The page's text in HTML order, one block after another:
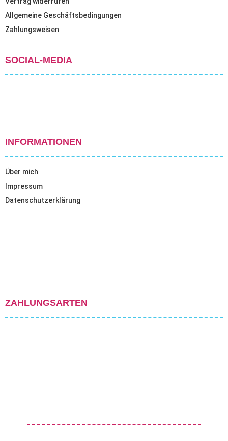
Allgemeine Geschäftsbedingungen
Zahlungsweisen
SOCIAL-MEDIA
INFORMATIONEN
Über mich
Impressum
Datenschutzerklärung
ZAHLUNGSARTEN